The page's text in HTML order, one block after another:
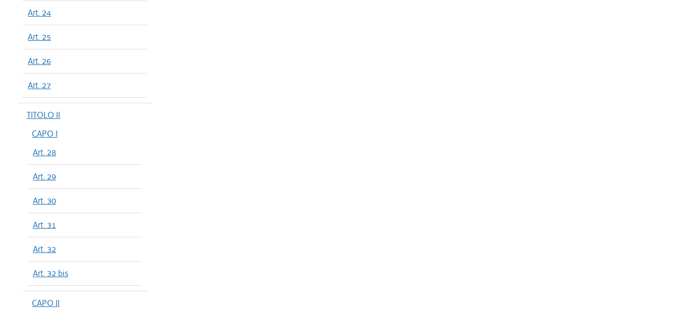
Art. 24
Art. 25
Art. 26
Art. 27
TITOLO II
CAPO I
Art. 28
Art. 29
Art. 30
Art. 31
Art. 32
Art. 32 bis
CAPO II